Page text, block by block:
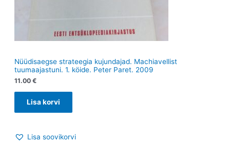
Nüüdisaegse strateegia kujundajad. Machiavellist
tuumaajastuni. 1. köide. Peter Paret. 2009
11.00 €
Lisa korvi
Lisa soovikorvi